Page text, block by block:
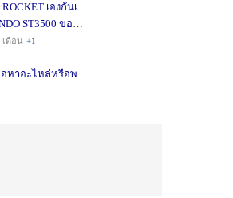
เองกันเถอ
ST3500 ขอคำแน
เดือน +1
หาอะไหล่หรือพอซ